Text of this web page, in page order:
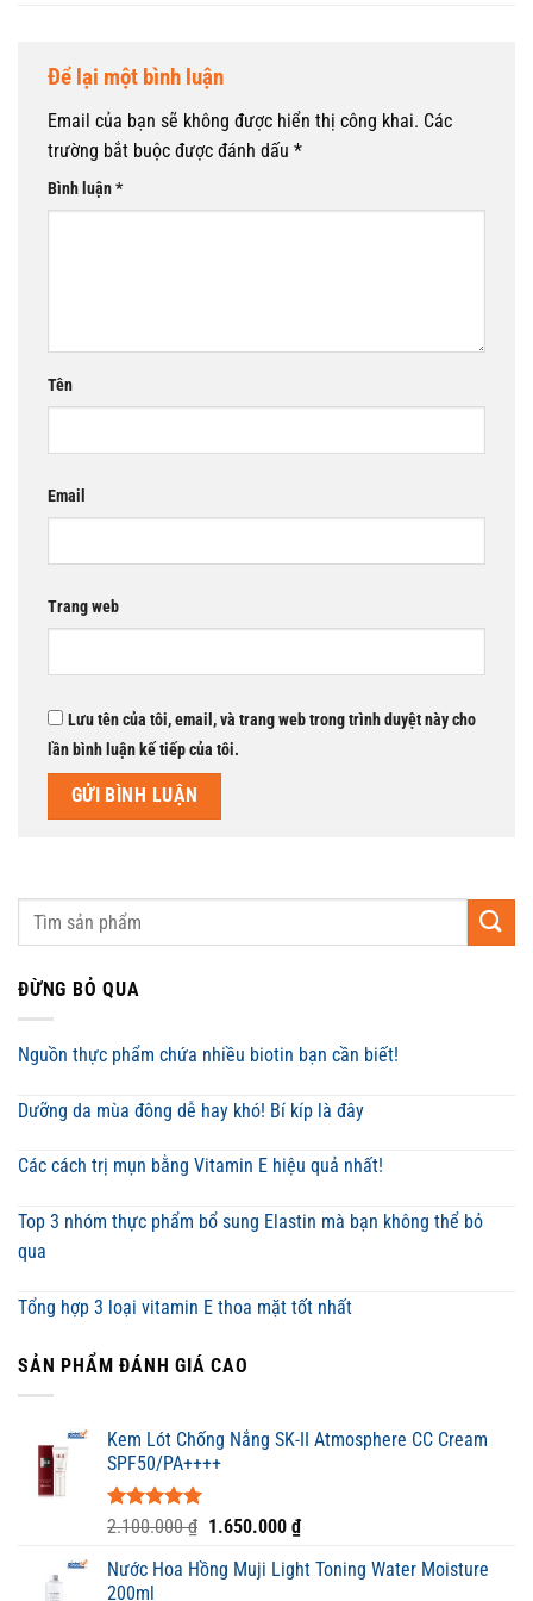
Để lại một bình luận
Email của bạn sẽ không được hiển thị công khai. Các
trường bắt buộc được đánh dấu *
Bình luận*
Tên
Email
Trang web
Lưu tên của tôi, email, và trang web trong trình duyệt này cho
lần bình luận kế tiếp của tôi.
ĐỪNG BỎ QUA
Nguồn thực phẩm chứa nhiều biotin bạn cần biết!
Dưỡng da mùa đông dễ hay khó! Bí kíp là đây
Các cách trị mụn bằng Vitamin E hiệu quả nhất!
Top 3 nhóm thực phẩm bổ sung Elastin mà bạn không thể bỏ
qua
Tổng hợp 3 loại vitamin E thoa mặt tốt nhất
SẢN PHẨM ĐÁNH GIÁ CAO
Kem Lót Chống Nắng SK-II Atmosphere CC Cream
SPF50/PA++++
Được xếp
5 sao
2.100.000₫ Giá
là:
1.650.000 ₫Giá
tại
Nước Hoa Hồng Muji Light Toning Water Moisture
200ml